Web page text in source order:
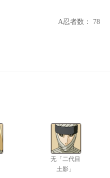
A忍者数： 78
无「二代目
土影」